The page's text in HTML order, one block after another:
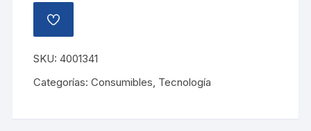
cantidad
AÑADIR
A
LISTA
DE
DESEOS
SKU:4001341
Categorías:Consumibles, Tecnología